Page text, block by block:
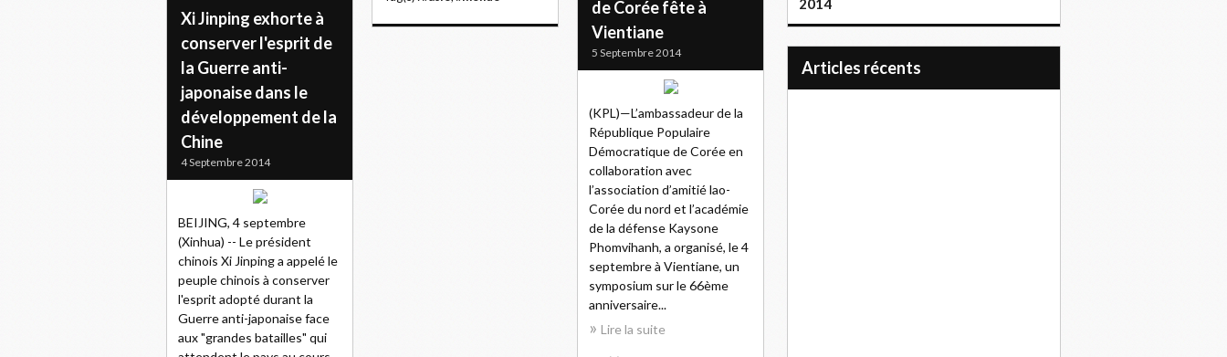
de Corée fête à
Vientiane
5 Septembre 2014
(KPL)—L’ambassadeur de la
République Populaire
Démocratique de Corée en
collaboration avec
l’association d’amitié lao-
Corée du nord et l’académie
de la défense Kaysone
Phomvihanh, a organisé, le 4
septembre à Vientiane, un
symposium sur le 66ème
anniversaire...
Lire la suite
Xi Jinping exhorte à
conserver l'esprit de
la Guerre anti-
japonaise dans le
développement de la
Chine
4 Septembre 2014
BEIJING, 4 septembre
(Xinhua) -- Le président
chinois Xi Jinping a appelé le
peuple chinois à conserver
l'esprit adopté durant la
Guerre anti-japonaise face
aux "grandes batailles" qui
2014
articles récents